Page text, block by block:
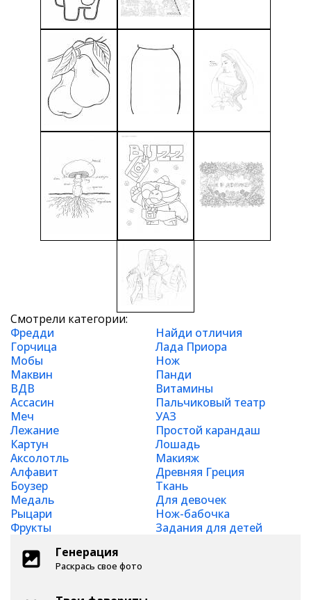
Смотрели категории:
Фредди
Найди отличия
Горчица
Лада Приора
Мобы
Нож
Маквин
Панди
ВДВ
Витамины
Ассасин
Пальчиковый театр
Меч
УАЗ
Лежание
Простой карандаш
Картун
Лошадь
Аксолотль
Макияж
Алфавит
Древняя Греция
Боузер
Ткань
Медаль
Для девочек
Рыцари
Нож-бабочка
Фрукты
Задания для детей
Генерация
Раскрась свое фото